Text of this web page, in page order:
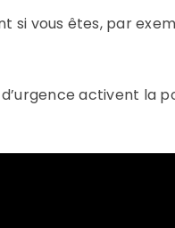
vous êtes, par
activent la